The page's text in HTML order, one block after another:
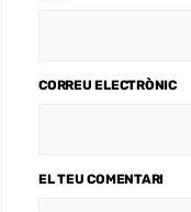
CORREU ELECTRÒNIC
EL TEU COMENTARI